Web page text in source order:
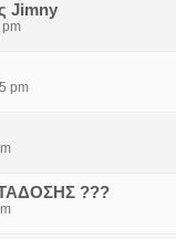
Jimny
pm
???